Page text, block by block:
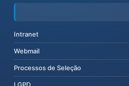
Intranet
Webmail
Processos de Seleção